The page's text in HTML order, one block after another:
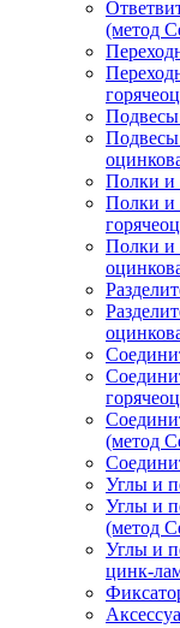
(метод
Подвесы
Подвесы
Полки и
Полки и
Полки и
(метод
Углы и
Углы и
(метод
Углы и
цинк-